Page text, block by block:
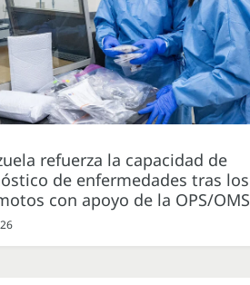
refuerza la capacidad de
de enfermedades tras los
con apoyo de la OPS/OMS